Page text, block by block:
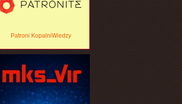
Patroni KopalniWiedzy